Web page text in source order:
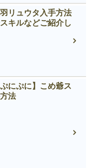
羽リュウタ入手方法
キルなどご紹介し
にぷに】こめ爺ス
法